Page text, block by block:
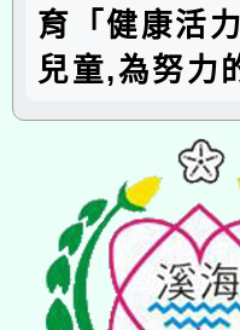
育「健康活
兒童,為努力